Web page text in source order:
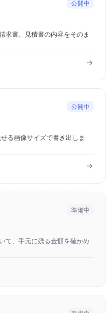
公開中
求書。見積書の内容をそのま
公開中
る画像サイズで書き出しま
準備中
て、手元に残る金額を確かめ